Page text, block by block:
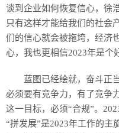
谈到企业如何恢复信心，徐
只有这样才能给我们的社会
们的信心就会被拖垮，经济
心，我也更相信2023年是个
蓝图已经绘就，奋斗正
必须要有竞争力，有了竞争
这一目标，必须“合规”。
“拼发展”是2023年工作的主